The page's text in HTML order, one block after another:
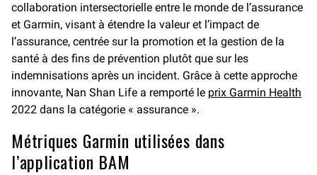
collaboration intersectorielle entre le monde de l’assurance
et Garmin, visant à étendre la valeur et l’impact de
l’assurance, centrée sur la promotion et la gestion de la
santé à des fins de prévention plutôt que sur les
indemnisations après un incident. Grâce à cette approche
innovante, Nan Shan Life a remporté le prix Garmin Health
2022 dans la catégorie « assurance ».
Métriques Garmin utilisées dans
l’application BAM